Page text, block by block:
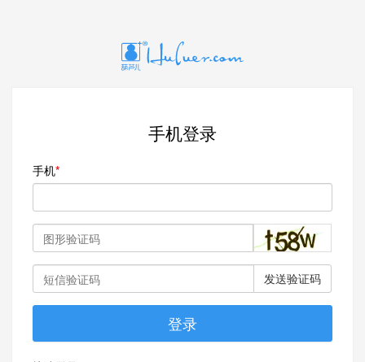
手机登录
手机
发送验证码
登录